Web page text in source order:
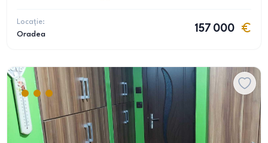
Locație:
Oradea
157 000